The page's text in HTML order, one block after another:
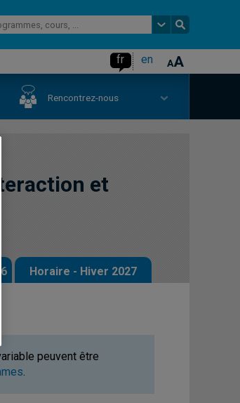
fr en
Rencontrez-nous
et
Horaire - Hiver 2027
peuvent être
.